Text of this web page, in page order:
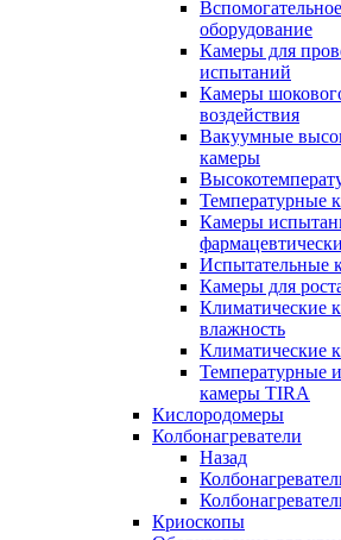
оборудование
Камеры для
испытаний
Камеры
воздействия
Вакуумные
камеры
Температурные
Камеры
Испытательные
Камеры для
Климатические
влажность
Климатические
Температурные
камеры TIRA
Кислородомеры
Колбонагреватели
Назад
Криоскопы